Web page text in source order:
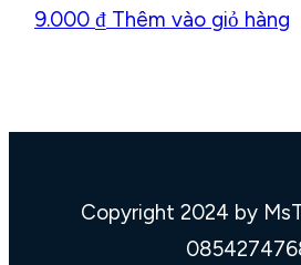
9.000 ₫ Thêm vào giỏ hàng
Copyright 2024 by